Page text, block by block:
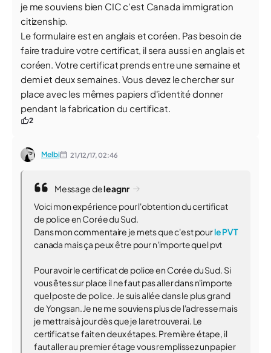
je me souviens bien CIC c'est Canada immigration
citizenship.
Le formulaire est en anglais et coréen. Pas besoin de
faire traduire votre certificat, il sera aussi en anglais et
coréen. Votre certificat prends entre une semaine et
demi et deux semaines. Vous devez le chercher sur
place avec les mêmes papiers d'identité donner
pendant la fabrication du certificat.
2
Melbi 21/12/17,02:46
Message deleagnr
Voici mon expérience pour l'obtention du certificat
de police en Corée du Sud.
Dans mon commentaire je mets que c'est pourle PVT
canada mais ça peux être pour n'importe quel pvt
Pour avoir le certificat de police en Corée du Sud. Si
vous êtes sur place il ne faut pas aller dans n'importe
quel poste de police. Je suis allée dans le plus grand
de Yongsan. Je ne me souviens plus de l'adresse mais
je mettrais à jour dès que je la retrouverai. Le
certificat se fait en deux étapes. Première étape, il
faut aller au premier étage vous remplissez un papier